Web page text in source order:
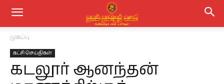
முகப்பு
கட்சி செய்திகள்
கடலூர் ஆனந்தன்